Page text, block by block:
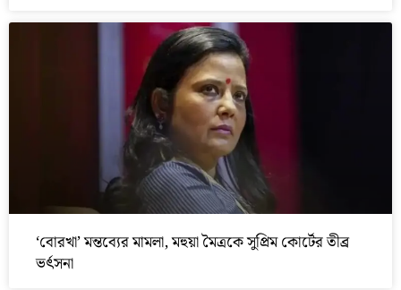
‘বোরখা’ মন্তব্যের মামলা, মহুয়া মৈত্রকে সুপ্রিম কোর্টের তীব্র
ভর্ৎসনা